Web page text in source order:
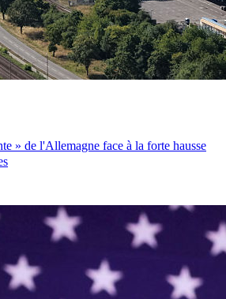
» de l'Allemagne face à la forte hausse